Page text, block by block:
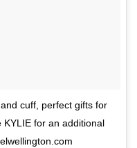
cuff, perfect gifts for
for an additional